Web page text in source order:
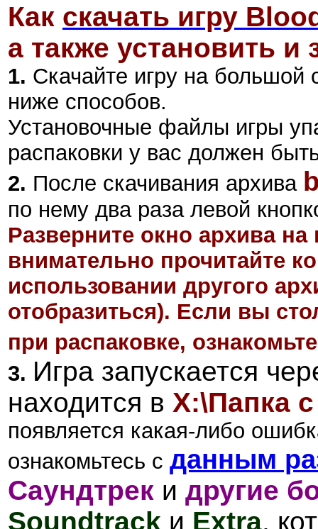
Как скачать игру
а также установить и
1. Скачайте игру на большой
ниже способов.
Установочные файлы игры
распаковки у вас должен
2. После скачивания архива
по нему два раза левой
Разверните окно архива на
внимательно прочитайте
использовании другого
отобразиться). Если вы
при распаковке,
3. Игра запускается
находится в X:\Папка
появляется какая-либо
ознакомьтесь с данным
Саундтрек и другие
Soundtrack и Extra,